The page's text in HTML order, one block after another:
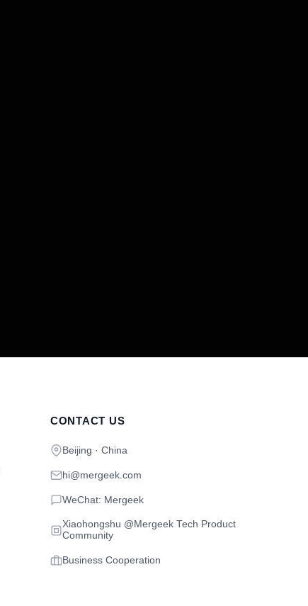
CONTACT US
Beijing · China
hi@mergeek.com
WeChat: Mergeek
Xiaohongshu @Mergeek Tech Product
Community
Business Cooperation